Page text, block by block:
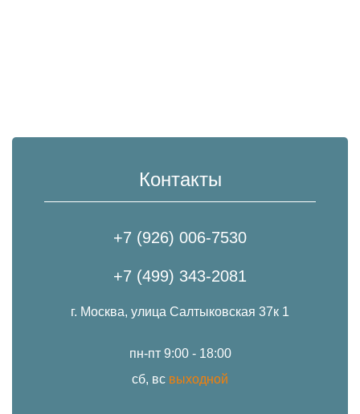
Контакты
+7 (926) 006-7530
+7 (499) 343-2081
г. Москва, улица Салтыковская 37к 1
пн-пт 9:00 - 18:00
сб, вс выходной